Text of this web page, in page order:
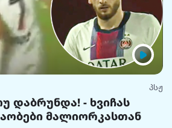
პსჟ
დაბრუნდა! - ხვიჩას
მალიორკასთან